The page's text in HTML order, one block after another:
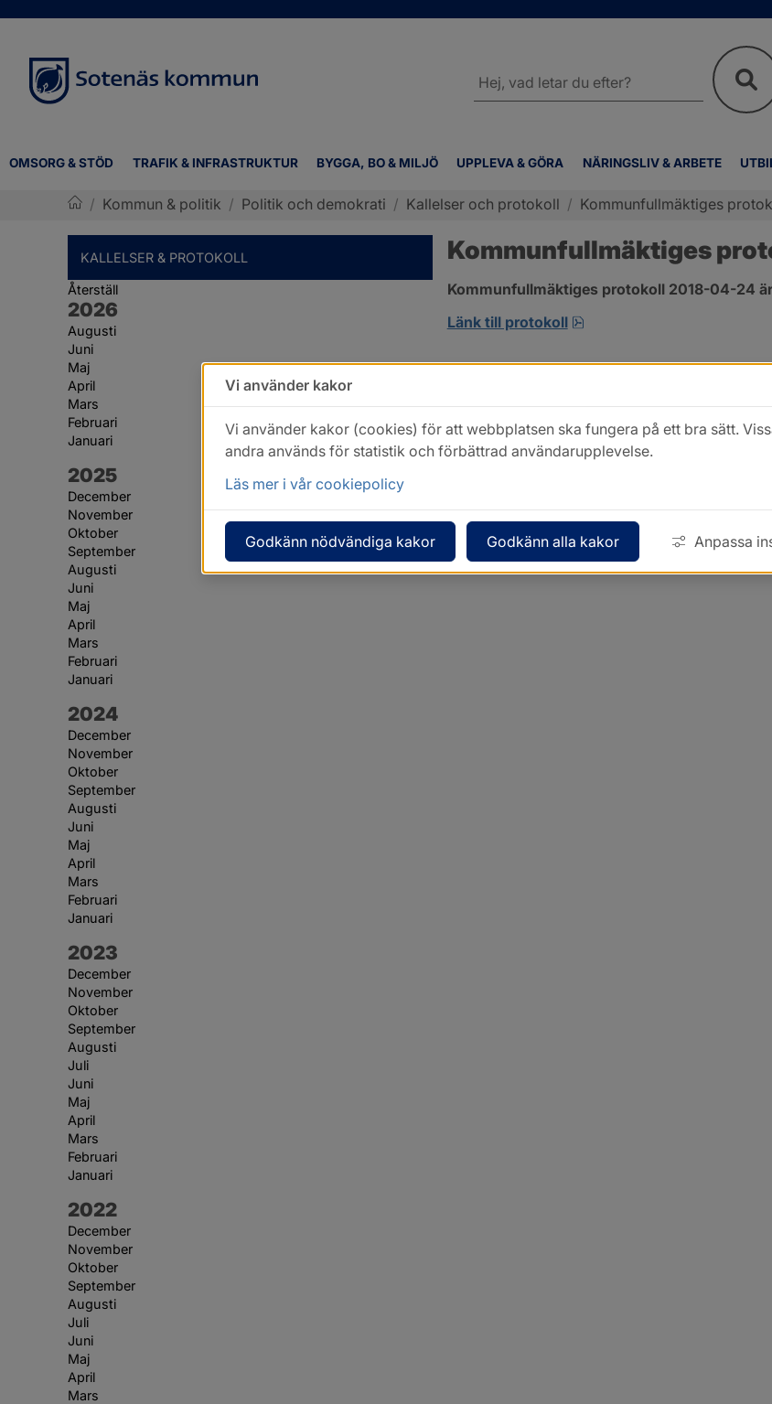
OMSORG & STÖD TRAFIK & INFRASTRUKTUR BYGGA, BO & MILJÖ UPPLEVA & GÖRA NÄRINGSLIV & ARBETE
webbplatsen
/ Kommun & politik / Politik och demokrati / Kallelser och protokoll / Kommunfullmäktiges
KALLELSER & PROTOKOLL
Återställ
År:
2026
Augusti
Juni
Maj
April
Mars
Februari
Januari
År:
2025
December
November
Oktober
September
Augusti
Juni
Maj
April
Mars
Februari
Januari
År:
2024
December
November
Oktober
September
Augusti
Juni
Maj
April
Mars
Februari
Januari
År:
2023
December
November
Oktober
September
Augusti
Juli
Juni
Maj
April
Mars
Februari
Januari
År:
2022
December
November
Oktober
September
Augusti
Juli
Juni
Maj
April
Mars
Kommunfullmäktiges
Kommunfullmäktiges protokoll 2018-04-24
Länk till protokoll
pdf, 2.9 MB, öppnas i nytt
Vi använder kakor
Vi använder kakor (cookies) för att webbplatsen ska fungera på ett bra sätt.
andra används för statistik och förbättrad användarupplevelse.
Läs mer i vår cookiepolicy
Godkänn nödvändiga kakor Godkänn alla kakor Anpassa